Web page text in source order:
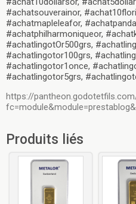
#achatsouverainor,
#achatmapleleafor,
#achatphilharmoniqueor,
#achatlingotOr500grs,
#achatlingotor100grs,
#achatlingotor1once,
#achatlingotor5grs,
https://
Produits liés